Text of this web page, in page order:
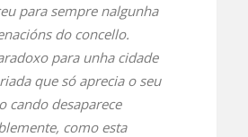
para sempre nalgunha
do concello.
para unha cidade
que só aprecia o seu
cando desaparece
como esta